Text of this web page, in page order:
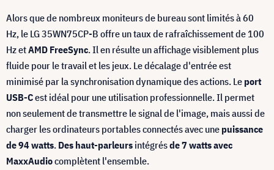
Alors que de nombreux moniteurs de bureau sont limités à 60
Hz, le LG 35WN75CP-B offre un taux de rafraîchissement de 100
Hz etAMD FreeSync. Il en résulte un affichage visiblement plus
fluide pour le travail et les jeux. Le décalage d'entrée est
minimisé par la synchronisation dynamique des actions. Le port
USB-Cest idéal pour une utilisation professionnelle. Il permet
non seulement de transmettre le signal de l'image, mais aussi de
charger les ordinateurs portables connectés avec une puissance
de 94 watts. Des haut-parleurs intégrésde 7 watts avec
MaxxAudiocomplètent l'ensemble.